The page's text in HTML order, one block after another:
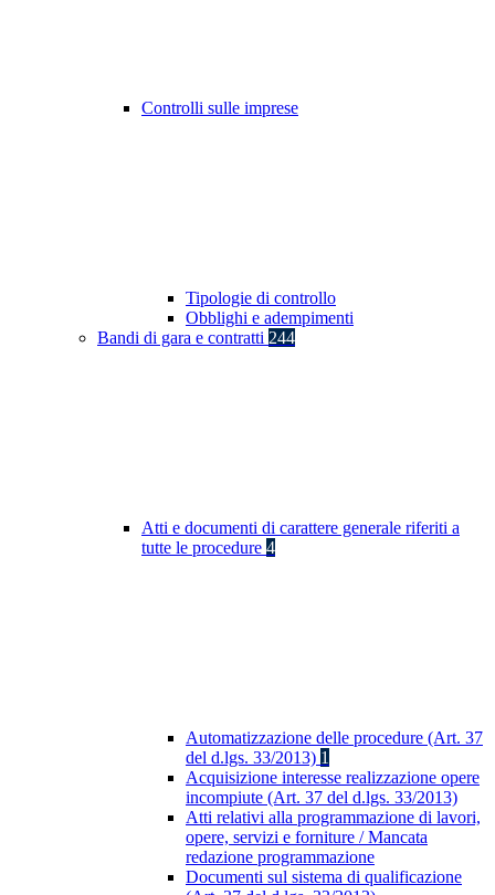
Controlli sulle imprese
Tipologie di controllo
Obblighi e adempimenti
Bandi di gara e contratti 244
Atti e documenti di carattere generale riferiti a
tutte le procedure 4
Automatizzazione delle procedure (Art. 37
del d.lgs. 33/2013) 1
Acquisizione interesse realizzazione opere
incompiute (Art. 37 del d.lgs. 33/2013)
Atti relativi alla programmazione di lavori,
opere, servizi e forniture / Mancata
redazione programmazione
Documenti sul sistema di qualificazione